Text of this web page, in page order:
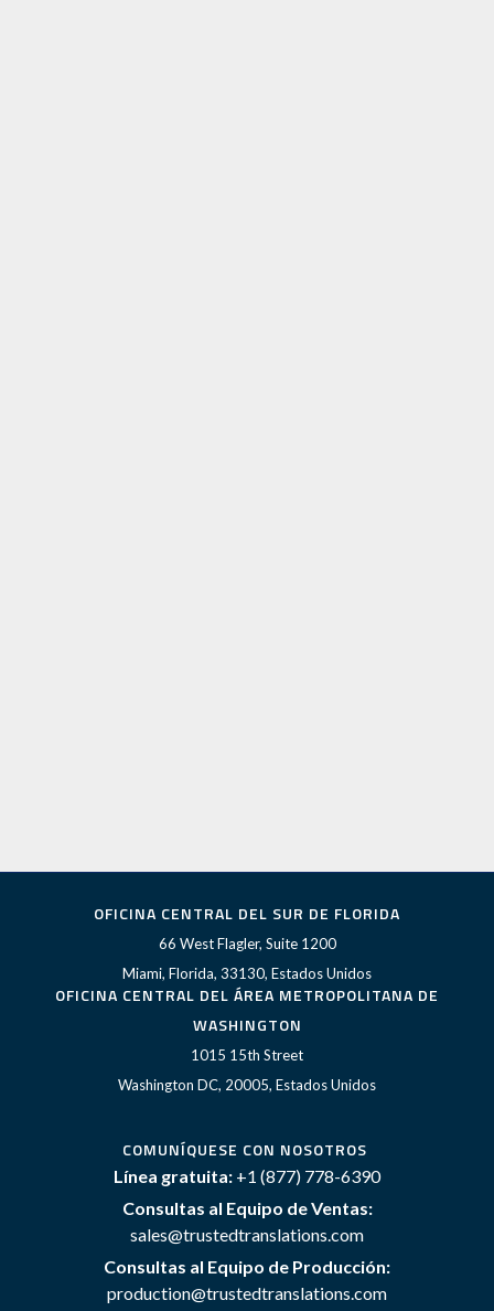
OFICINA CENTRAL DEL SUR DE FLORIDA
66 West Flagler, Suite 1200
Miami, Florida, 33130, Estados Unidos
OFICINA CENTRAL DEL ÁREA METROPOLITANA DE
WASHINGTON
1015 15th Street
Washington DC, 20005, Estados Unidos
COMUNÍQUESE CON NOSOTROS
Línea gratuita: +1 (877) 778-6390
Consultas al Equipo de Ventas:
sales@trustedtranslations.com
Consultas al Equipo de Producción:
production@trustedtranslations.com